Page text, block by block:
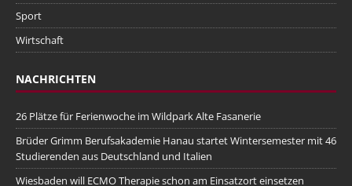
Sport
Wirtschaft
NACHRICHTEN
26 Plätze für Ferienwoche im Wildpark Alte Fasanerie
Brüder Grimm Berufsakademie Hanau startet Wintersemester mit 46
Studierenden aus Deutschland und Italien
Wiesbaden will ECMO Therapie schon am Einsatzort einsetzen